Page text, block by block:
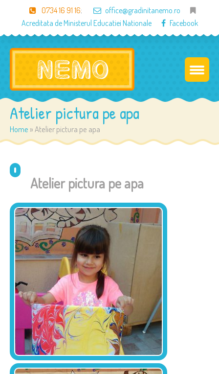
0734 16 91 16;
office@gradinitanemo.ro
Acreditata de Ministerul Educatiei Nationale
Facebook
Atelier pictura pe apa
Home »Atelier pictura pe apa
Atelier pictura pe apa